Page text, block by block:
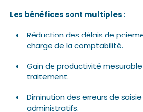
Les bénéfices sont multiples :
Réduction des délais de
charge de la comptabilité.
Gain de productivité
traitement.
Diminution des erreurs de
administratifs.